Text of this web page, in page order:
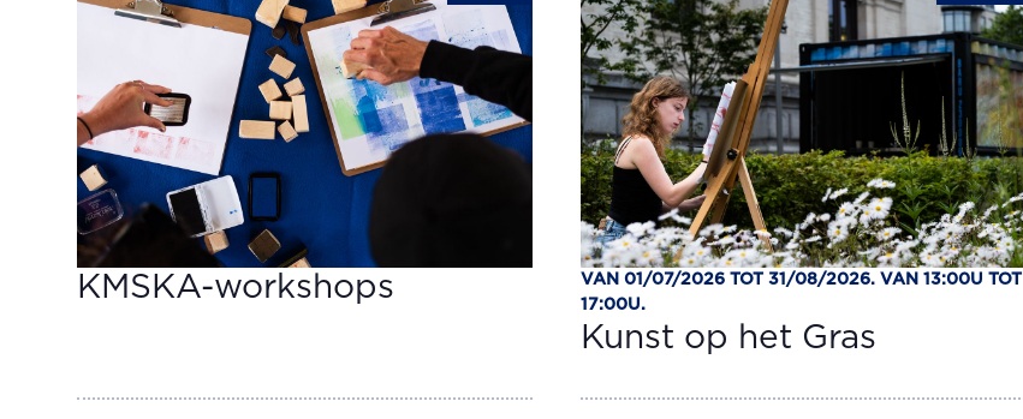
KMSKA-workshops
VAN 01/07/2026 TOT 31/08/2026. VAN 13:00U TOT
17:00U.
Kunst op het Gras